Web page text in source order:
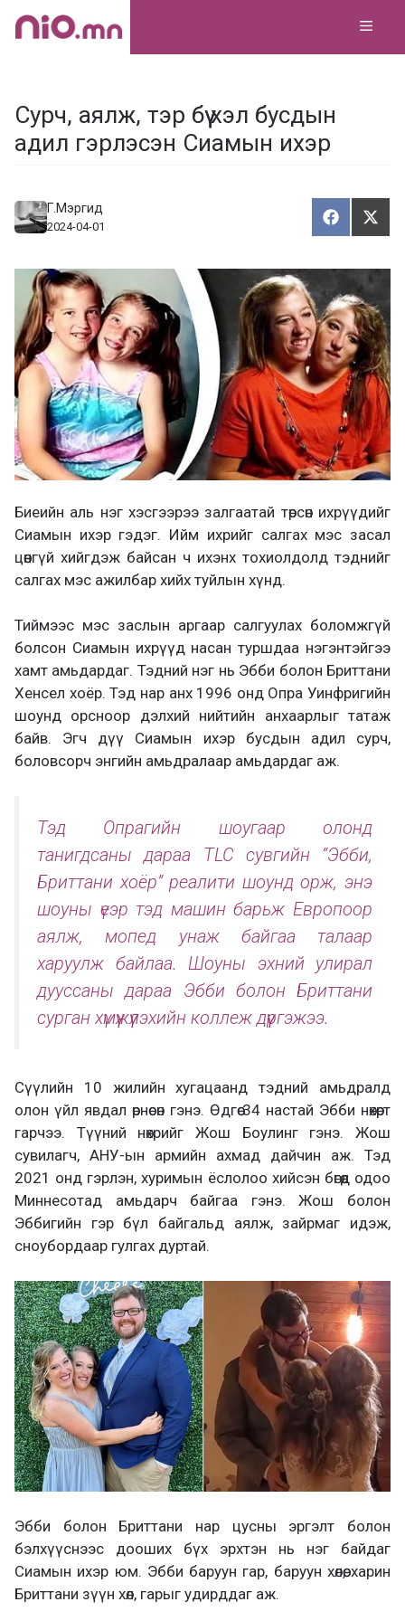
Skip
Сурч, аялж, тэр бүү хэл бусдын
адил гэрлэсэн Сиамын ихэр
Г.Мэргид
2024-04-01
Х
у
а
л
ц
а
х
Т
ү
э
х
Биеийн аль нэг хэсгээрээ залгаатай төрсөн ихрүүдийг
Сиамын ихэр гэдэг. Ийм ихрийг салгах мэс засал
цөөнгүй хийгдэж байсан ч ихэнх тохиолдолд тэднийг
салгах мэс ажилбар хийх туйлын хүнд.
Тиймээс мэс заслын аргаар салгуулах боломжгүй
болсон Сиамын ихрүүд насан туршдаа нэгэнтэйгээ
хамт амьдардаг. Тэдний нэг нь Эбби болон Бриттани
Хенсел хоёр. Тэд нар анх 1996 онд Опра Уинфригийн
шоунд орсноор дэлхий нийтийн анхаарлыг татаж
байв. Эгч дүү Сиамын ихэр бусдын адил сурч,
боловсорч энгийн амьдралаар амьдардаг аж.
Тэд Опрагийн шоугаар олонд
танигдсаны дараа TLC сувгийн “Эбби,
Бриттани хоёр” реалити шоунд орж, энэ
шоуны үеэр тэд машин барьж Европоор
аялж, мопед унаж байгаа талаар
харуулж байлаа. Шоуны эхний улирал
дууссаны дараа Эбби болон Бриттани
сурган хүмүүжүүлэхийн коллеж дүүргэжээ.
Сүүлийн 10 жилийн хугацаанд тэдний амьдралд
олон үйл явдал өрнөсөн гэнэ. Өдгөө 34 настай Эбби нөхөрт
гарчээ. Түүний нөхрийг Жош Боулинг гэнэ. Жош
сувилагч, АНУ-ын армийн ахмад дайчин аж. Тэд
2021 онд гэрлэн, хуримын ёслолоо хийсэн бөгөөд одоо
Миннесотад амьдарч байгаа гэнэ. Жош болон
Эббигийн гэр бүл байгальд аялж, зайрмаг идэж,
сноубордаар гулгах дуртай.
Эбби болон Бриттани нар цусны эргэлт болон
бэлхүүснээс дооших бүх эрхтэн нь нэг байдаг
Сиамын ихэр юм. Эбби баруун гар, баруун хөлөө, харин
Бриттани зүүн хөл, гарыг удирддаг аж.